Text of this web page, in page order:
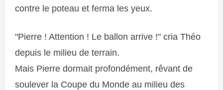
contre le poteau et ferma les yeux.
"Pierre ! Attention ! Le ballon arrive !" cria Théo
depuis le milieu de terrain.
Mais Pierre dormait profondément, rêvant de
soulever la Coupe du Monde au milieu des